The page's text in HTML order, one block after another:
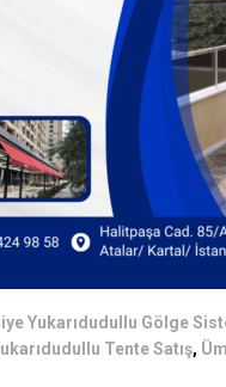
Yukarıdudullu Gölge
Tente Satış,